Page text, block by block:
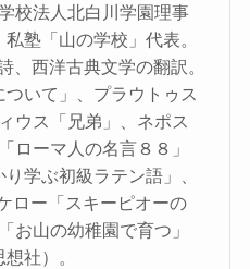
校法人北白川学園理事
塾「山の学校」代表。
、西洋古典文学の翻訳。
いて」、プラウトゥス
ウス「兄弟」、ネポス
ローマ人の名言８８」
学ぶ初級ラテン語」、
ロー「スキーピオーの
お山の幼稚園で育つ」
想社）。